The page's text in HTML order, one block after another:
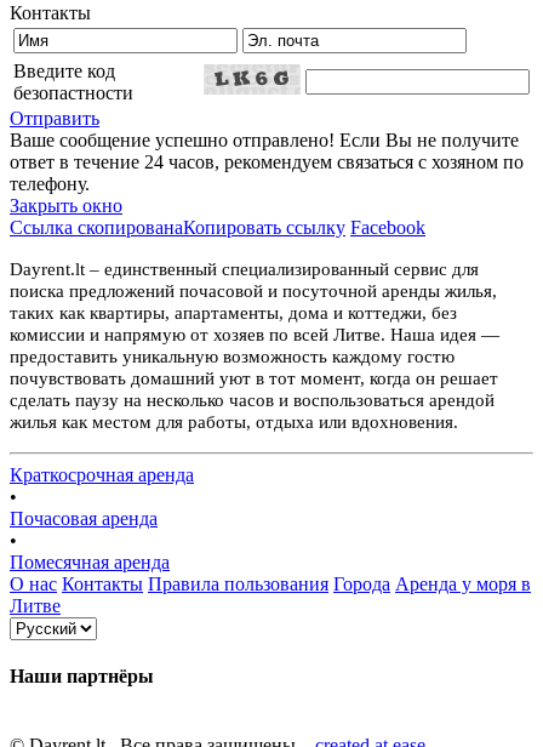
Контакты
Введите код
безопастности
Отправить
Ваше сообщение успешно отправлено! Если Вы не получите
ответ в течение 24 часов, рекомендуем связаться с хозяном по
телефону.
Закрыть окно
Ссылка скопированаКопировать ссылку Facebook
Dayrent.lt – единственный специализированный сервис для
поиска предложений почасовой и посуточной аренды жилья,
таких как квартиры, апартаменты, дома и коттеджи, без
комиссии и напрямую от хозяев по всей Литве. Наша идея —
предоставить уникальную возможность каждому гостю
почувствовать домашний уют в тот момент, когда он решает
сделать паузу на несколько часов и воспользоваться арендой
жилья как местом для работы, отдыха или вдохновения.
Краткосрочная аренда
•
Почасовая аренда
•
Помесячная аренда
О нас Контакты Правила пользования Города Аренда у моря в
Литве
Наши партнёры